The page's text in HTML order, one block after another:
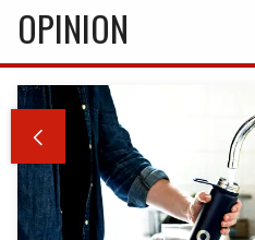
OPINION
